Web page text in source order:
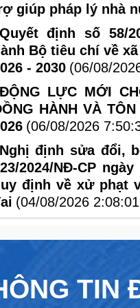
giúp pháp lý nhà
Quyết định số 58/
Bộ tiêu chí về
- 2030 (06/08/
ĐỘNG LỰC MỚI
HÀNH VÀ
(06/08/2026
Nghị định sửa đổi,
2024/NĐ-CP
định về xử phạt
(04/08/2026
TIN